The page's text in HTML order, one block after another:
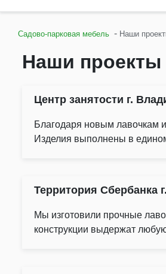
Садово-парковая мебель - Наши
Наши проекты
Центр занятости г.
Благодаря новым лавочкам и
Изделия выполнены в
Территория Сбербанка
Мы изготовили прочные
конструкции выдержат